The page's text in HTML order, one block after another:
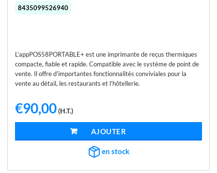
8435099526940
L’appPOS58PORTABLE+ est une imprimante de reçus thermiques
compacte, fiable et rapide. Compatible avec le système de point de
vente. Il offre d’importantes fonctionnalités conviviales pour la
vente au détail, les restaurants et l’hôtellerie.
€90,00(H.T.)
AJOUTER AU PANIER
en stock